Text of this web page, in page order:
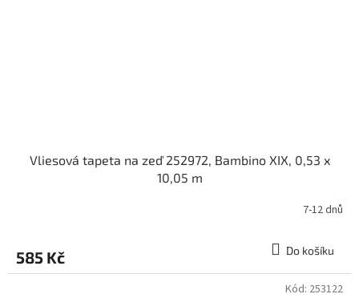
Vliesová tapeta na zeď 252972, Bambino XIX, 0,53 x
10,05 m
7-12 dnů
585 Kč Do košíku
Kód: 253122